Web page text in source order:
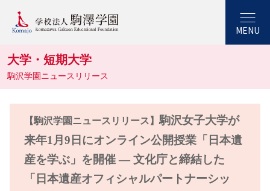
MENU
大学・短期大学
駒沢学園ニュースリリース
【駒沢学園ニュースリリース】駒沢⼥⼦⼤学が
来年1⽉9⽇にオンライン公開授業「⽇本遺
産を学ぶ」を開催 ― ⽂化庁と締結した
「⽇本遺産オフィシャルパートナーシッ